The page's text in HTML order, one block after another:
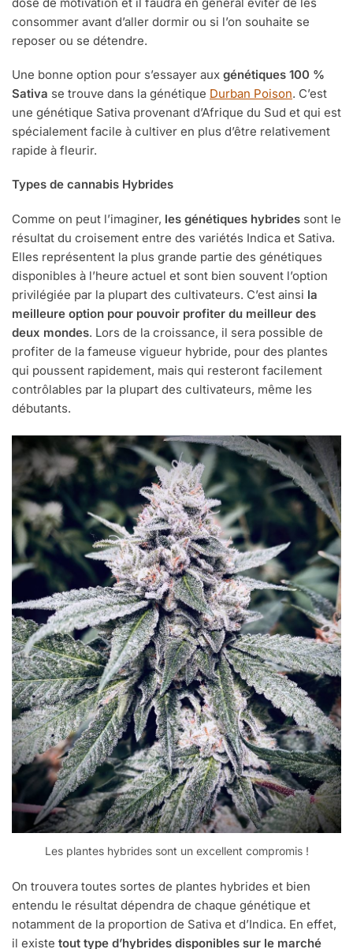
consommer avant d’aller dormir ou si l’on souhaite se
reposer ou se détendre.
Une bonne option pour s’essayer aux génétiques 100 %
Sativa se trouve dans la génétique Durban Poison. C’est
une génétique Sativa provenant d’Afrique du Sud et qui est
spécialement facile à cultiver en plus d’être relativement
rapide à fleurir.
Types de cannabis Hybrides
Comme on peut l’imaginer, les génétiques hybrides sont le
résultat du croisement entre des variétés Indica et Sativa.
Elles représentent la plus grande partie des génétiques
disponibles à l’heure actuel et sont bien souvent l’option
privilégiée par la plupart des cultivateurs. C’est ainsi la
meilleure option pour pouvoir profiter du meilleur des
deux mondes. Lors de la croissance, il sera possible de
profiter de la fameuse vigueur hybride, pour des plantes
qui poussent rapidement, mais qui resteront facilement
contrôlables par la plupart des cultivateurs, même les
débutants.
Les plantes hybrides sont un excellent compromis !
On trouvera toutes sortes de plantes hybrides et bien
entendu le résultat dépendra de chaque génétique et
notamment de la proportion de Sativa et d’Indica. En effet,
il existe tout type d’hybrides disponibles sur le marché